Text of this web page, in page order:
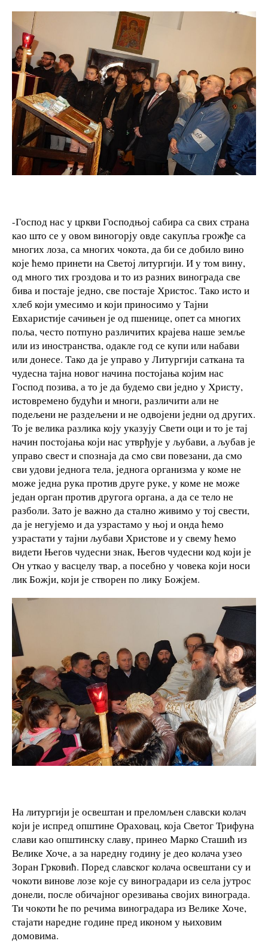
-Господ нас у цркви Господњој сабира са свих страна
као што се у овом виногорју овде сакупља грожђе са
многих лоза, са многих чокота, да би се добило вино
које ћемо принети на Светој литургији. И у том вину,
од много тих гроздова и то из разних винограда све
бива и постаје једно, све постаје Христос. Тако исто и
хлеб који умесимо и који приносимо у Тајни
Евхаристије сачињен је од пшенице, опет са многих
поља, често потпуно различитих крајева наше земље
или из иностранства, одакле год се купи или набави
или донесе. Тако да је управо у Литургији саткана та
чудесна тајна новог начина постојања којим нас
Господ позива, а то је да будемо сви једно у Христу,
истовремено будући и многи, различити али не
подељени не раздељени и не одвојени једни од других.
То је велика разлика коју указују Свети оци и то је тај
начин постојања који нас утврђује у љубави, а љубав је
управо свест и спознаја да смо сви повезани, да смо
сви удови једнога тела, једнога организма у коме не
може једна рука против друге руке, у коме не може
један орган против другога органа, а да се тело не
разболи. Зато је важно да стално живимо у тој свести,
да је негујемо и да узрастамо у њој и онда ћемо
узрастати у тајни љубави Христове и у свему ћемо
видети Његов чудесни знак, Његов чудесни код који је
Он уткао у васцелу твар, а посебно у човека који носи
лик Божји, који је створен по лику Божјем.
На литургији је освештан и преломљен славски колач
који је испред општине Ораховац, која Светог Трифуна
слави као општинску славу, принео Марко Сташић из
Велике Хоче, а за наредну годину је део колача узео
Зоран Грковић. Поред славског колача освештани су и
чокоти винове лозе које су виноградари из села јутрос
донели, после обичајног орезивања својих винограда.
Ти чокоти ће по речима виноградара из Велике Хоче,
стајати наредне године пред иконом у њиховим
домовима.